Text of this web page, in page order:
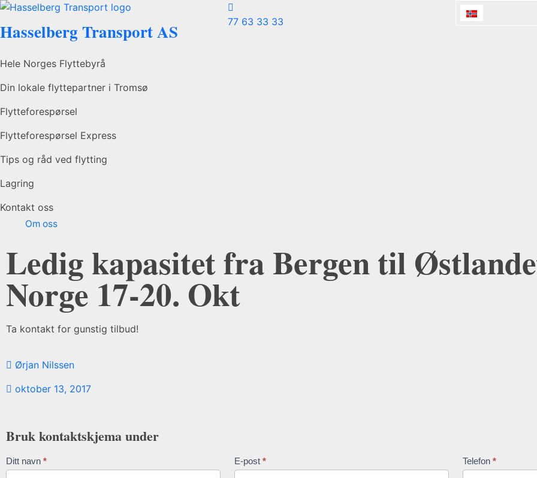
Hasselberg Transport AS
Hele Norges Flyttebyrå
Din lokale flyttepartner i Tromsø
Flytteforespørsel
Flytteforespørsel Express
Tips og råd ved flytting
Lagring
Kontakt oss
Om oss
77 63 33 33
Ledig kapasitet fra Bergen til
Norge 17-20. Okt
Ta kontakt for gunstig tilbud!
Ørjan Nilssen
oktober 13, 2017
Bruk kontaktskjema under
Contact
Ditt navn * E-post * Telefon *